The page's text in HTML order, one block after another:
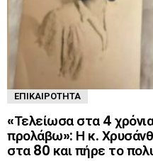
ΕΠΙΚΑΙΡΌΤΗΤΑ
«Τελείωσα στα 4
προλάβω»: Η κ.
στα 80 και πήρε το